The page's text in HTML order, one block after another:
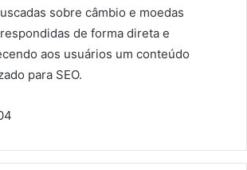
sobre câmbio e moedas
de forma direta e
aos usuários um conteúdo
para SEO.